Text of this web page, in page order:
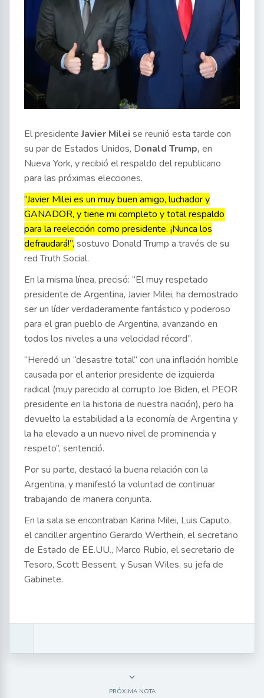
El presidenteJavier Milei se reunió esta tarde con
su par de Estados Unidos, Donald Trump, en
Nueva York, y recibió el respaldo del republicano
para las próximas elecciones.
“Javier Milei es un muy buen amigo, luchador y
GANADOR, y tiene mi completo y total respaldo
para la reelección como presidente. ¡Nunca los
defraudará!”, sostuvo Donald Trump a través de su
red Truth Social.
En la misma línea, precisó: “El muy respetado
presidente de Argentina, Javier Milei, ha demostrado
ser un líder verdaderamente fantástico y poderoso
para el gran pueblo de Argentina, avanzando en
todos los niveles a una velocidad récord”.
“Heredó un “desastre total” con una inflación horrible
causada por el anterior presidente de izquierda
radical (muy parecido al corrupto Joe Biden, el PEOR
presidente en la historia de nuestra nación), pero ha
devuelto la estabilidad a la economía de Argentina y
la ha elevado a un nuevo nivel de prominencia y
respeto”, sentenció.
Por su parte, destacó la buena relación con la
Argentina, y manifestó la voluntad de continuar
trabajando de manera conjunta.
En la sala se encontraban Karina Milei, Luis Caputo,
el canciller argentino Gerardo Werthein, el secretario
de Estado de EE.UU., Marco Rubio, el secretario de
Tesoro, Scott Bessent, y Susan Wiles, su jefa de
Gabinete.
PRÓXIMA NOTA